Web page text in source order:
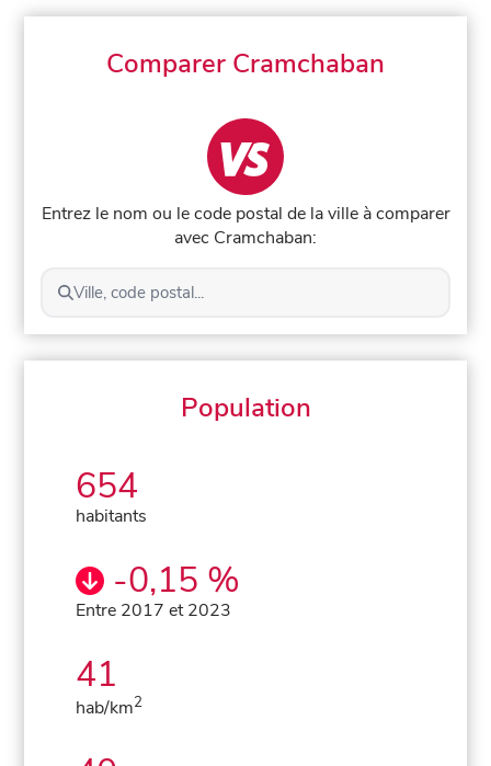
Comparer Cramchaban
Entrez le nom ou le code postal de la ville à comparer
avec Cramchaban:
Ville, code postal...
Population
654
habitants
-0,15 %
Entre 2017 et 2023
41
hab/km2